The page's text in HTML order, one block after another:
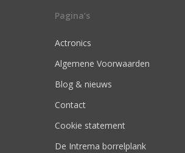
Pagina’s
Actronics
Algemene Voorwaarden
Blog & nieuws
Contact
Cookie statement
De Intrema borrelplank